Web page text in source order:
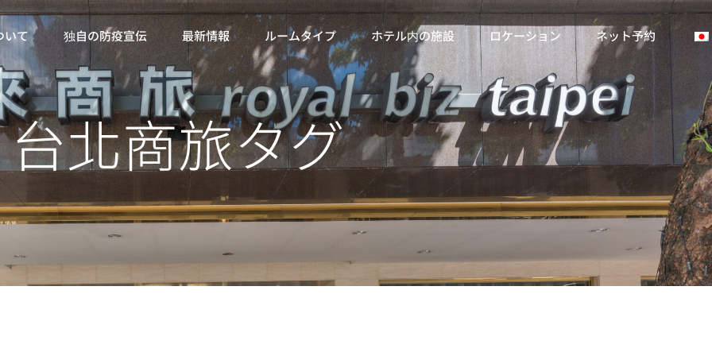
いて 独自の防疫宣伝 最新情報 ルームタイプ ホテル内の施設 ロケーション ネット予約
台北商旅タグ